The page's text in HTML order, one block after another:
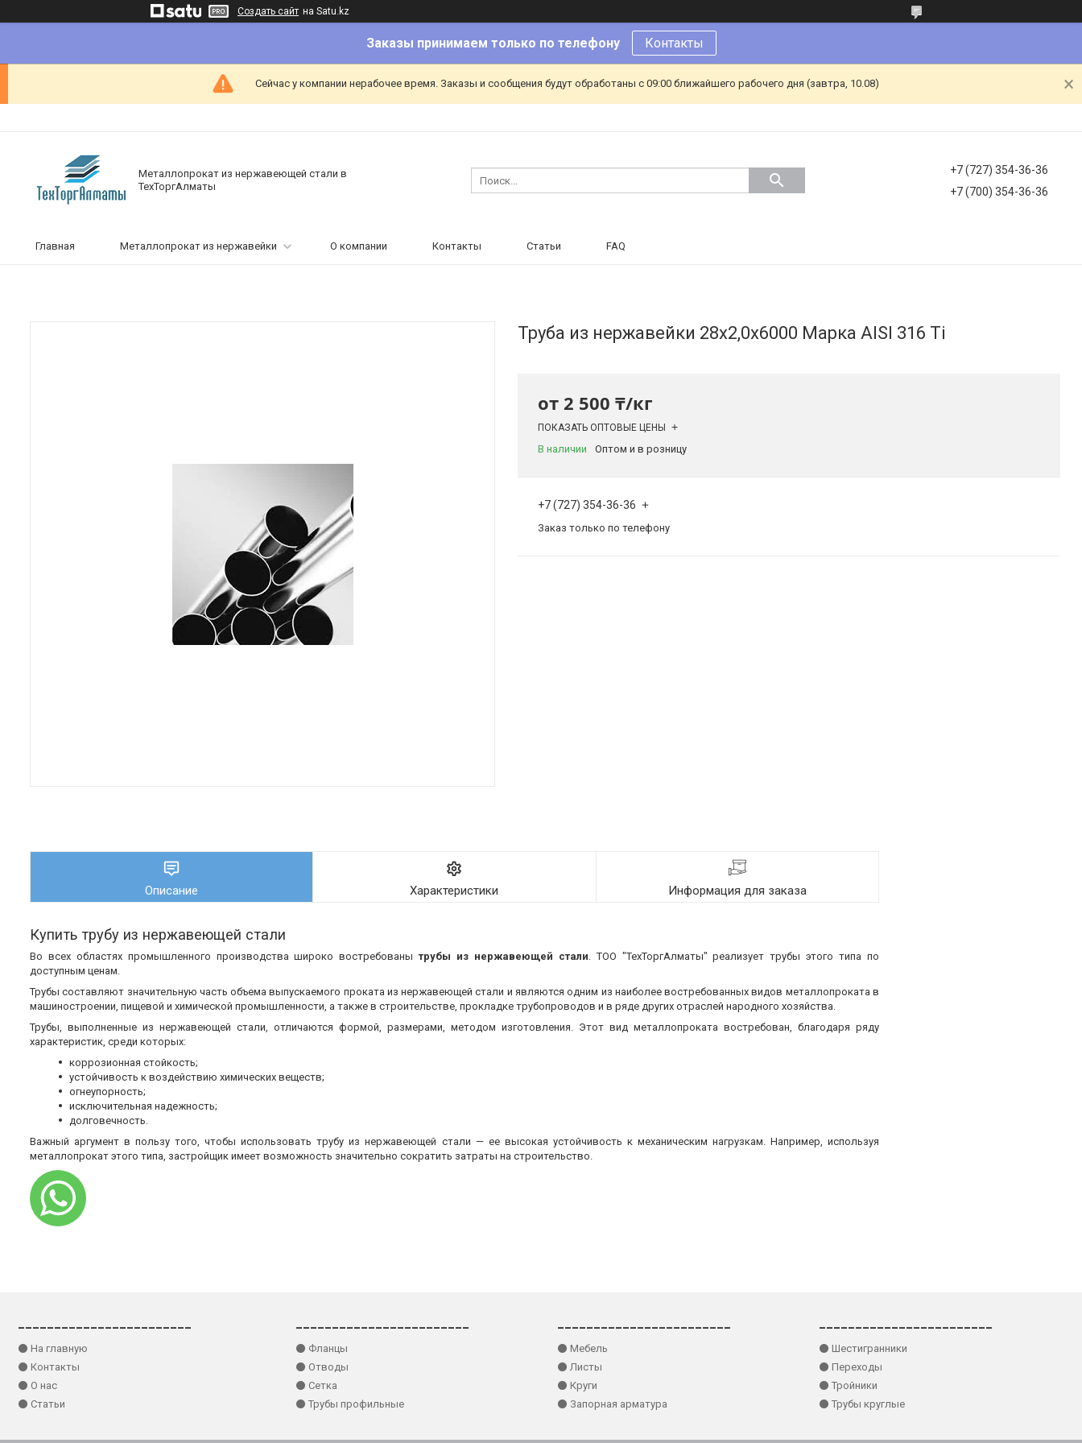
Создать сайт на Satu.kz
Заказы принимаем только по телефону Контакты
Сейчас у компании нерабочее время. Заказы и сообщения будут обработаны с 09:00 ближайшего рабочего дня (завтра, 10.08)
Металлопрокат из нержавеющей стали в
ТехТоргАлматы
+7 (727) 354-36-36
+7 (700) 354-36-36
Главная Металлопрокат из нержавейки О компании Контакты Статьи FAQ
Труба из нержавейки 28х2,0х6000 Марка AISI 316 Ti
от 2 500 ₸/кг
ПОКАЗАТЬ ОПТОВЫЕ ЦЕНЫ
В наличии Оптом и в розницу
+7 (727) 354-36-36
Заказ только по телефону
Описание Характеристики Информация для заказа
Купить трубу из нержавеющей стали
Во всех областях промышленного производства широко востребованытрубы из нержавеющей стали. ТОО "ТехТоргАлматы" реализует трубы этого типа по
доступным ценам.
Трубы составляют значительную часть объема выпускаемого проката из нержавеющей стали и являются одним из наиболее востребованных видов металлопроката в
машиностроении, пищевой и химической промышленности, а также в строительстве, прокладке трубопроводов и в ряде других отраслей народного хозяйства.
Трубы, выполненные из нержавеющей стали, отличаются формой, размерами, методом изготовления. Этот вид металлопроката востребован, благодаря ряду
характеристик, среди которых:
коррозионная стойкость;
устойчивость к воздействию химических веществ;
огнеупорность;
исключительная надежность;
долговечность.
Важный аргумент в пользу того, чтобы использовать трубу из нержавеющей стали — ее высокая устойчивость к механическим нагрузкам. Например, используя
металлопрокат этого типа, застройщик имеет возможность значительно сократить затраты на строительство.
⚫ На главную
⚫ Контакты
⚫ О нас
⚫ Статьи
⚫ Фланцы
⚫ Отводы
⚫ Сетка
⚫ Трубы профильные
⚫ Мебель
⚫ Листы
⚫ Круги
⚫ Запорная арматура
⚫ Шестигранники
⚫ Переходы
⚫ Тройники
⚫ Трубы круглые